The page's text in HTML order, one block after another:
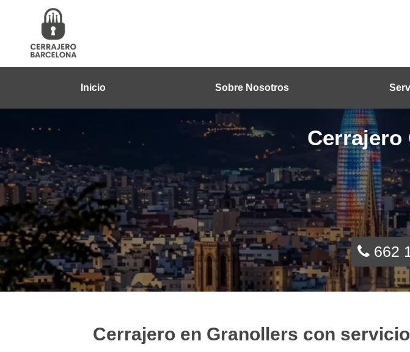
Inicio Sobre Nosotros
Cerrajero
662
Cerrajero en Granollers con